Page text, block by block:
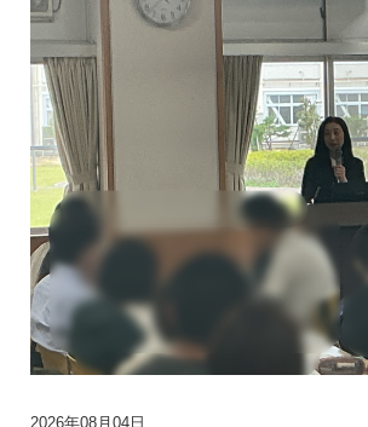
2026年08月04日